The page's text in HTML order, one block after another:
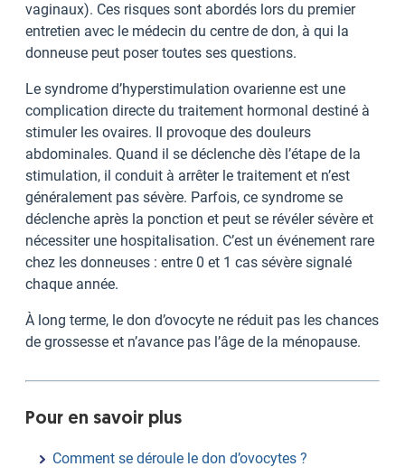
vaginaux). Ces risques sont abordés lors du premier
entretien avec le médecin du centre de don, à qui la
donneuse peut poser toutes ses questions.
Le syndrome d’hyperstimulation ovarienne est une
complication directe du traitement hormonal destiné à
stimuler les ovaires. Il provoque des douleurs
abdominales. Quand il se déclenche dès l’étape de la
stimulation, il conduit à arrêter le traitement et n’est
généralement pas sévère. Parfois, ce syndrome se
déclenche après la ponction et peut se révéler sévère et
nécessiter une hospitalisation. C’est un événement rare
chez les donneuses : entre 0 et 1 cas sévère signalé
chaque année.
À long terme, le don d’ovocyte ne réduit pas les chances
de grossesse et n’avance pas l’âge de la ménopause.
Pour en savoir plus
Comment se déroule le don d’ovocytes ?